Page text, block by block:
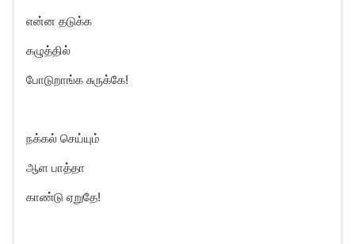
என்ன தடுக்க
கழுத்தில்
போடுறாங்க சுருக்கே!
நக்கல் செய்யும்
ஆள பாத்தா
காண்டு ஏறுதே!